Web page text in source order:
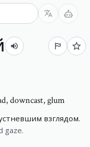
downcast, glum
взглядом.
gaze.